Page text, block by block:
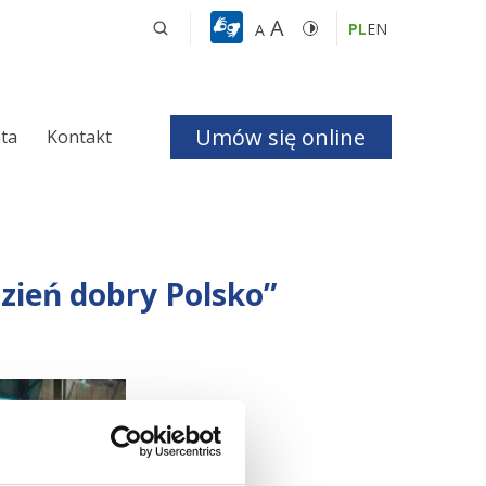
A A PLEN
Umów się online
i Bezdechu
Kontakt
dobry Polsko”